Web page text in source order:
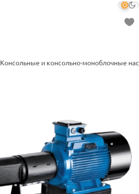
Консольные и консольно-моноблочные